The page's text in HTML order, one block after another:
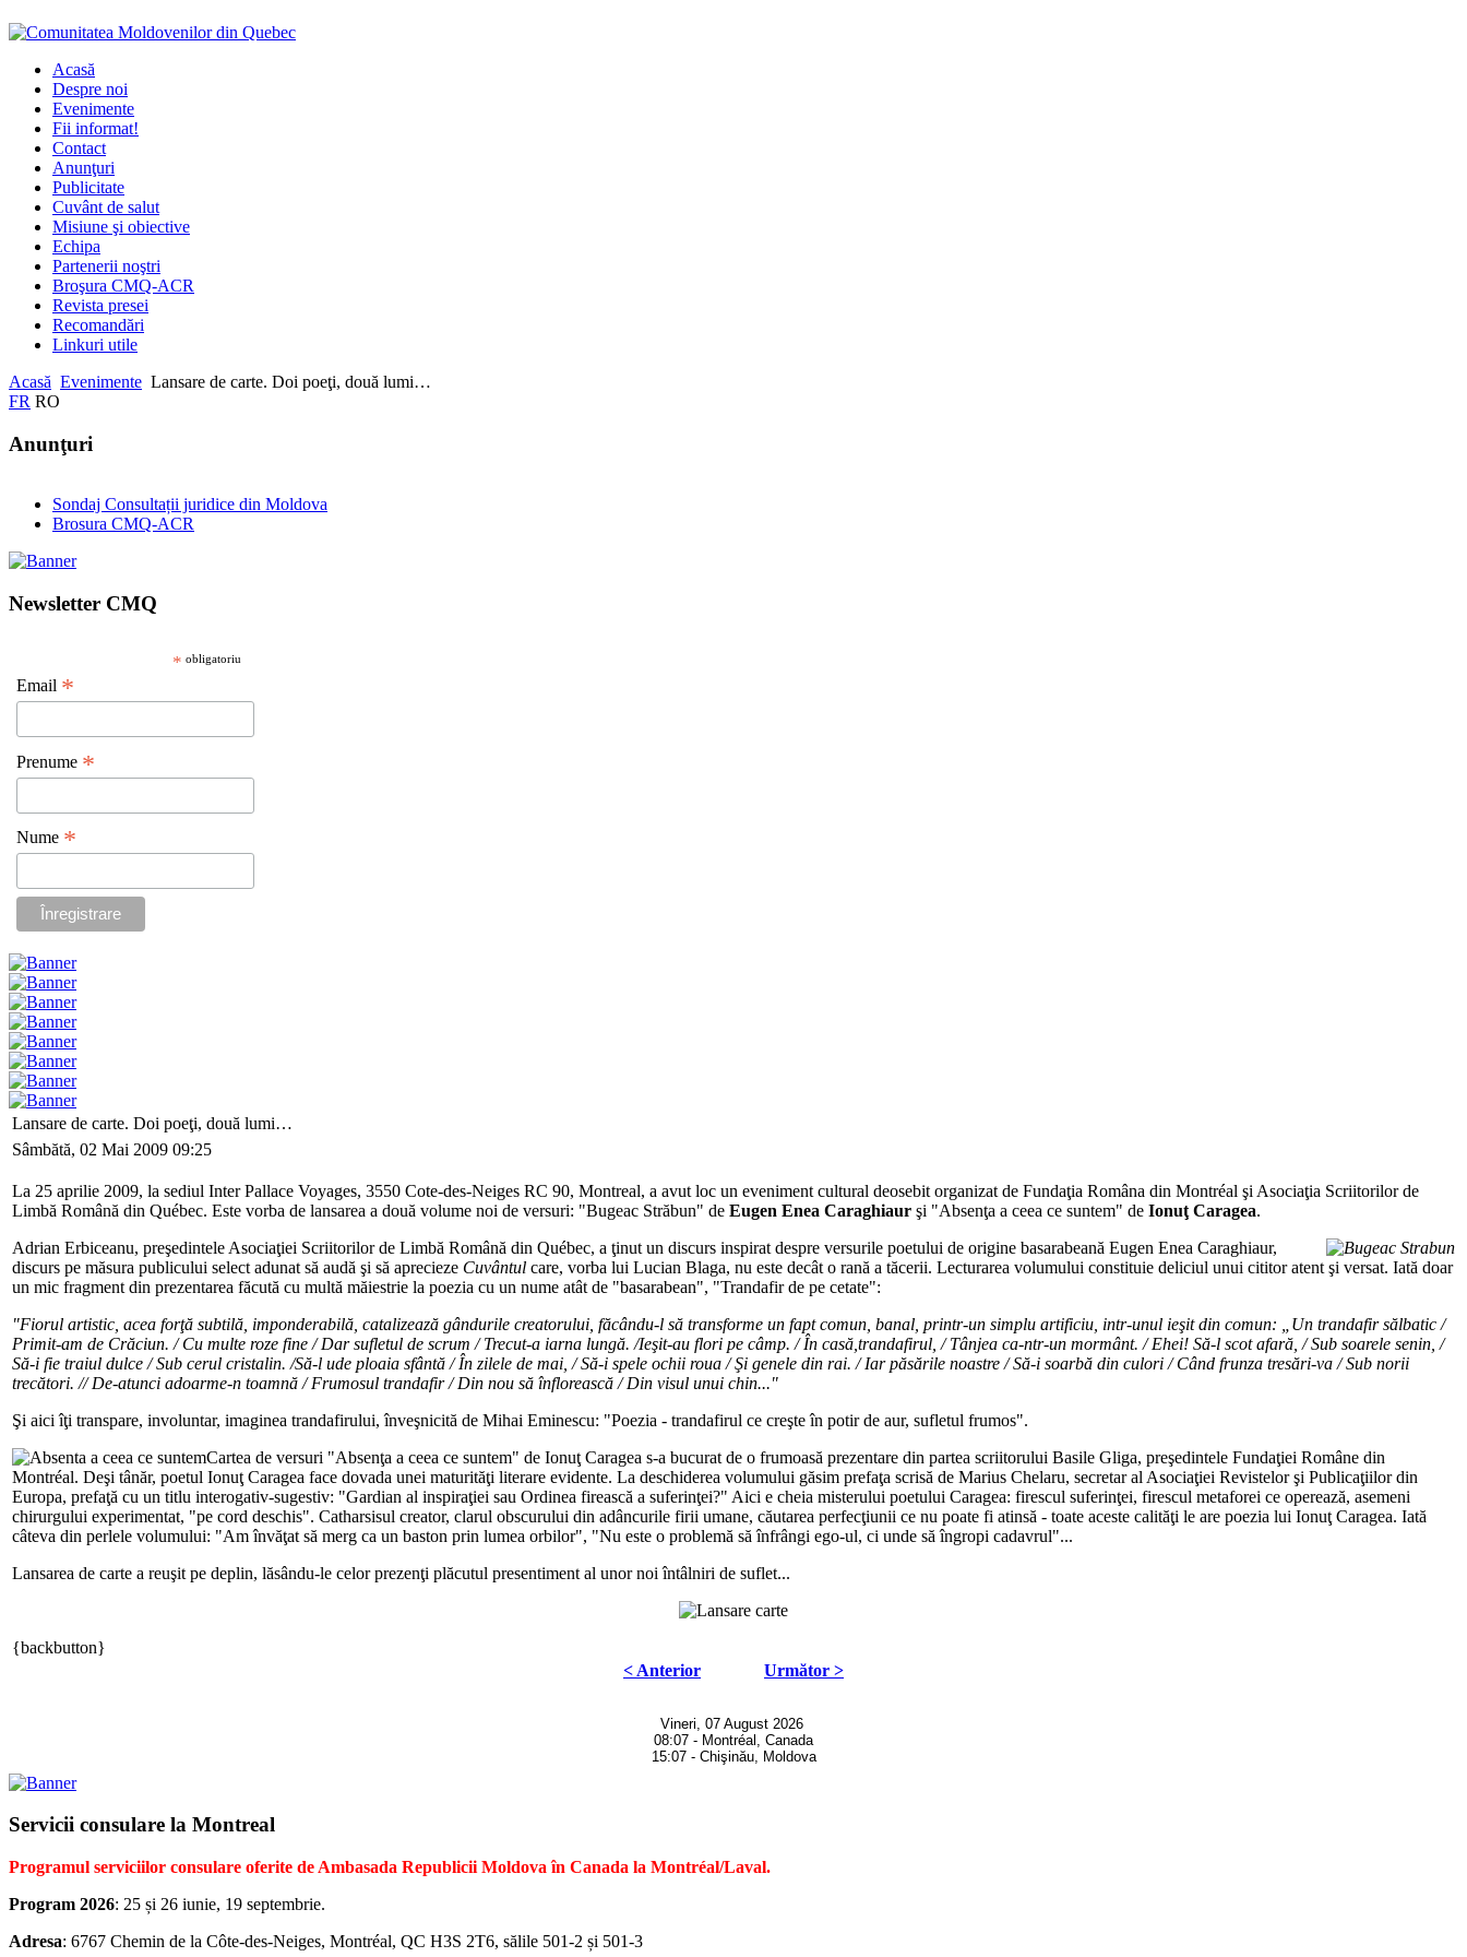
Acasă
Despre noi
Evenimente
Fii informat!
Contact
Anunţuri
Publicitate
Cuvânt de salut
Misiune şi obiective
Echipa
Partenerii noştri
Broşura CMQ-ACR
Revista presei
Recomandări
Linkuri utile
Acasă Evenimente Lansare de carte. Doi poeţi, două lumi…
FR RO
Anunţuri
Sondaj Consultații juridice din Moldova
Brosura CMQ-ACR
Newsletter CMQ
* obligatoriu
Email *
Prenume *
Nume *
Lansare de carte. Doi poeţi, două lumi…
Sâmbătă, 02 Mai 2009 09:25
La 25 aprilie 2009, la sediul Inter Pallace Voyages, 3550 Cote-des-Neiges RC 90, Montreal, a avut loc un eveniment cultural deosebit organizat de Fundaţia Româna din Montréal şi Asociaţia Scriitorilor de
Limbă Română din Québec. Este vorba de lansarea a două volume noi de versuri: "Bugeac Străbun" de Eugen Enea Caraghiaur şi "Absenţa a ceea ce suntem" de Ionuţ Caragea.
Adrian Erbiceanu, preşedintele Asociaţiei Scriitorilor de Limbă Română din Québec, a ţinut un discurs inspirat despre versurile poetului de origine basarabeană Eugen Enea Caraghiaur,
discurs pe măsura publicului select adunat să audă şi să aprecieze Cuvântul care, vorba lui Lucian Blaga, nu este decât o rană a tăcerii. Lecturarea volumului constituie deliciul unui cititor atent şi versat. Iată doar
un mic fragment din prezentarea făcută cu multă măiestrie la poezia cu un nume atât de "basarabean", "Trandafir de pe cetate":
"Fiorul artistic, acea forţă subtilă, imponderabilă, catalizează gândurile creatorului, făcându-l să transforme un fapt comun, banal, printr-un simplu artificiu, intr-unul ieşit din comun: „Un trandafir sălbatic /
Primit-am de Crăciun. / Cu multe roze fine / Dar sufletul de scrum / Trecut-a iarna lungă. /Ieşit-au flori pe câmp. / În casă,trandafirul, / Tânjea ca-ntr-un mormânt. / Ehei! Să-l scot afară, / Sub soarele senin, /
Să-i fie traiul dulce / Sub cerul cristalin. /Să-l ude ploaia sfântă / În zilele de mai, / Să-i spele ochii roua / Şi genele din rai. / Iar păsările noastre / Să-i soarbă din culori / Când frunza tresări-va / Sub norii
trecători. // De-atunci adoarme-n toamnă / Frumosul trandafir / Din nou să înflorească / Din visul unui chin..."
Şi aici îţi transpare, involuntar, imaginea trandafirului, înveşnicită de Mihai Eminescu: "Poezia - trandafirul ce creşte în potir de aur, sufletul frumos".
Cartea de versuri "Absenţa a ceea ce suntem" de Ionuţ Caragea s-a bucurat de o frumoasă prezentare din partea scriitorului Basile Gliga, preşedintele Fundaţiei Române din
Montréal. Deşi tânăr, poetul Ionuţ Caragea face dovada unei maturităţi literare evidente. La deschiderea volumului găsim prefaţa scrisă de Marius Chelaru, secretar al Asociaţiei Revistelor şi Publicaţiilor din
Europa, prefaţă cu un titlu interogativ-sugestiv: "Gardian al inspiraţiei sau Ordinea firească a suferinţei?" Aici e cheia misterului poetului Caragea: firescul suferinţei, firescul metaforei ce operează, asemeni
chirurgului experimentat, "pe cord deschis". Catharsisul creator, clarul obscurului din adâncurile firii umane, căutarea perfecţiunii ce nu poate fi atinsă - toate aceste calităţi le are poezia lui Ionuţ Caragea. Iată
câteva din perlele volumului: "Am învăţat să merg ca un baston prin lumea orbilor", "Nu este o problemă să înfrângi ego-ul, ci unde să îngropi cadavrul"...
Lansarea de carte a reuşit pe deplin, lăsându-le celor prezenţi plăcutul presentiment al unor noi întâlniri de suflet...
{backbutton}
< Anterior
Următor >
Vineri, 07 August 2026
08:07 - Montréal, Canada
15:07 - Chişinău, Moldova
Servicii consulare la Montreal
Programul serviciilor consulare oferite de Ambasada Republicii Moldova în Canada la Montréal/Laval.
Program 2026: 25 și 26 iunie, 19 septembrie.
Adresa: 6767 Chemin de la Côte-des-Neiges, Montréal, QC H3S 2T6, sălile 501-2 și 501-3